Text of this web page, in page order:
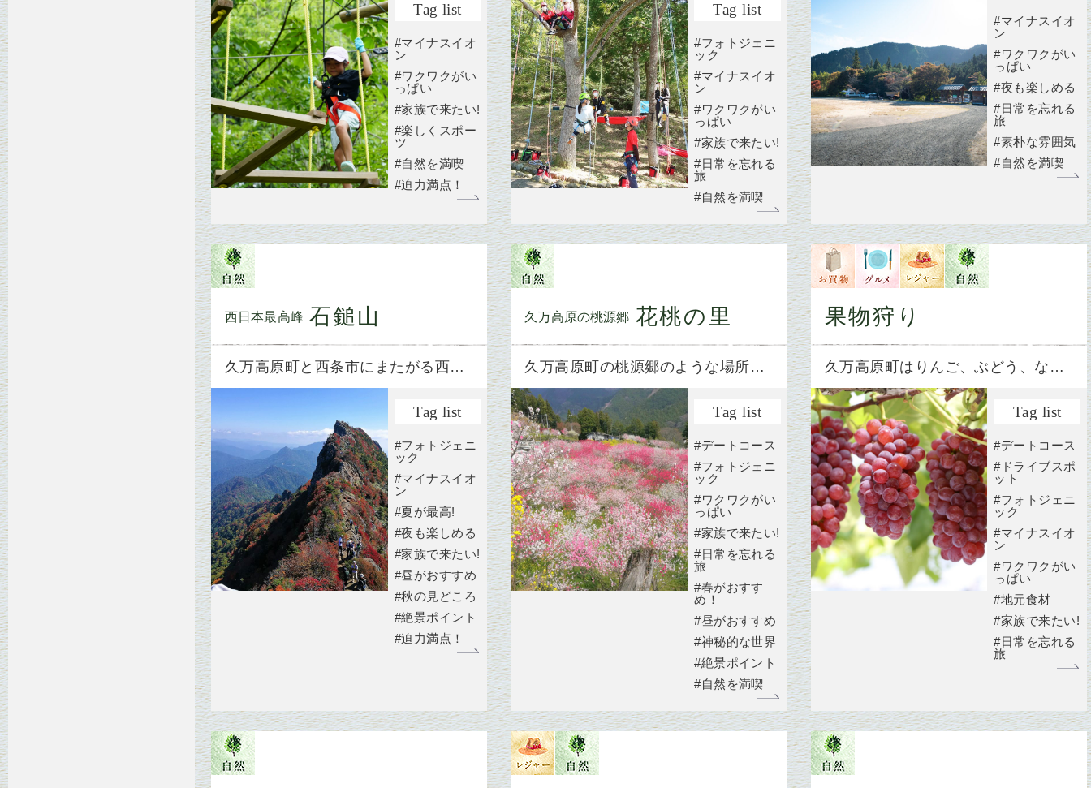
Tag list
#マイナスイオ
ン
#ワクワクがい
っぱい
#家族で来たい!
#楽しくスポー
ツ
#自然を満喫
#迫力満点！
Tag list
#フォトジェニ
ック
#マイナスイオ
ン
#ワクワクがい
っぱい
#家族で来たい!
#日常を忘れる
旅
#自然を満喫
#マイナスイオ
ン
#ワクワクがい
っぱい
#夜も楽しめる
#日常を忘れる
旅
#素朴な雰囲気
#自然を満喫
西日本最高峰 石鎚山
久万高原町と西条市にまたがる西…
Tag list
#フォトジェニ
ック
#マイナスイオ
ン
#夏が最高!
#夜も楽しめる
#家族で来たい!
#昼がおすすめ
#秋の見どころ
#絶景ポイント
#迫力満点！
久万高原の桃源郷 花桃の里
久万高原町の桃源郷のような場所…
Tag list
#デートコース
#フォトジェニ
ック
#ワクワクがい
っぱい
#家族で来たい!
#日常を忘れる
旅
#春がおすす
め！
#昼がおすすめ
#神秘的な世界
#絶景ポイント
#自然を満喫
果物狩り
久万高原町はりんご、ぶどう、な…
Tag list
#デートコース
#ドライブスポ
ット
#フォトジェニ
ック
#マイナスイオ
ン
#ワクワクがい
っぱい
#地元食材
#家族で来たい!
#日常を忘れる
旅